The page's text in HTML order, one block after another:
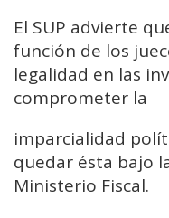
El SUP advierte
función de los
legalidad en las
comprometer la
imparcialidad
quedar ésta bajo
Ministerio Fiscal.